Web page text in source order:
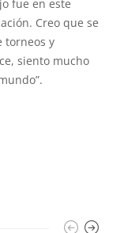
fue en este
Creo que se
torneos y
siento mucho